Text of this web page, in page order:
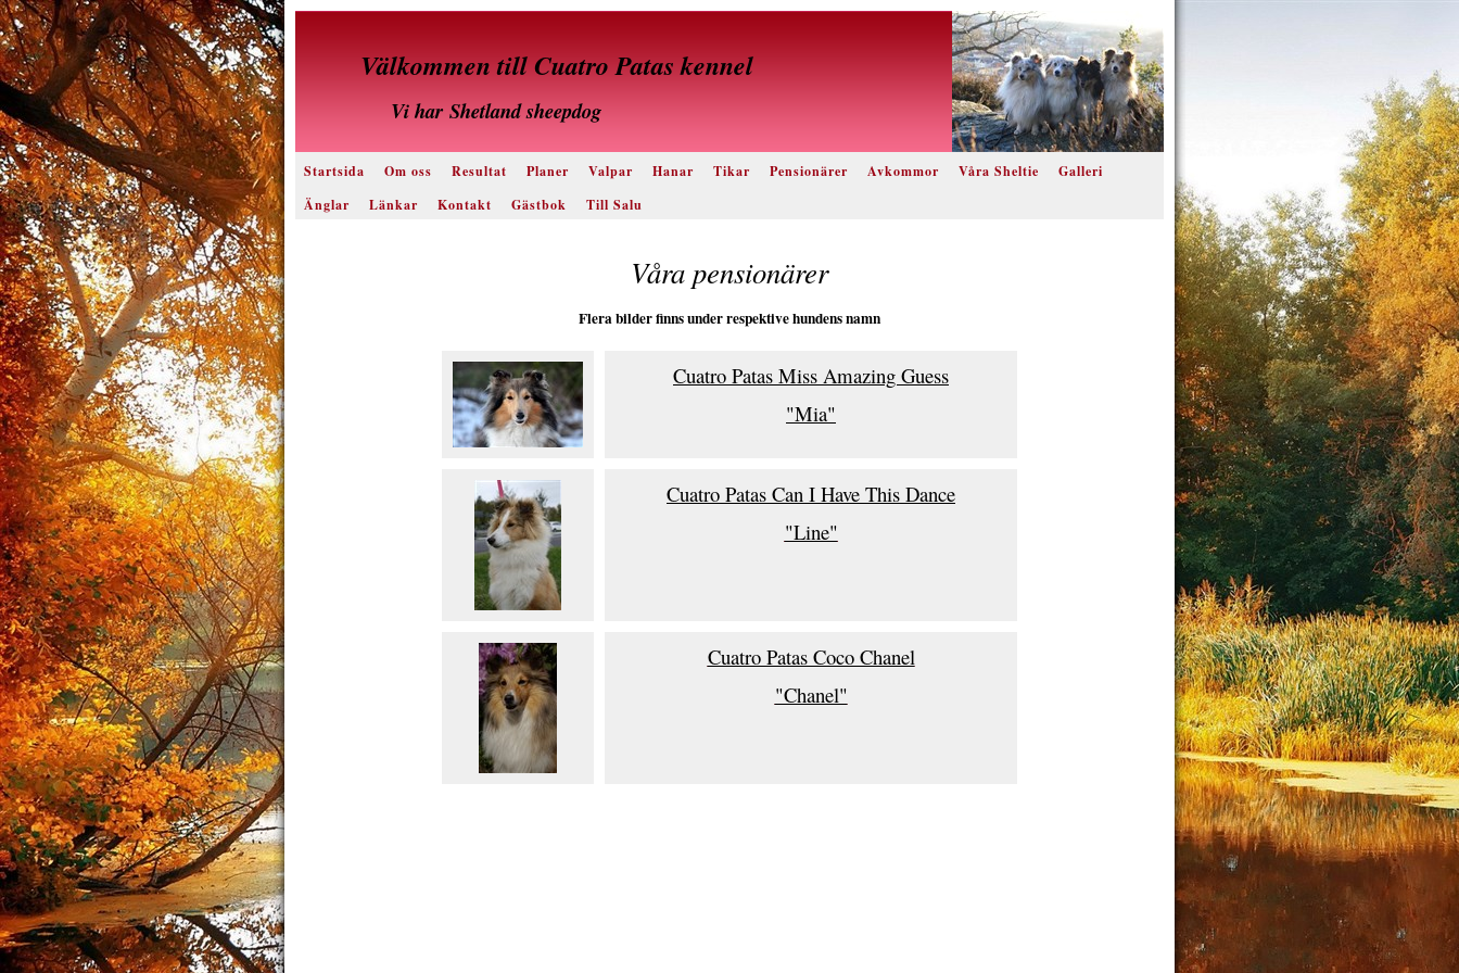
Välkommen till Cuatro Patas kennel
Vi harShetland sheepdog
Startsida Om oss Resultat Planer Valpar Hanar Tikar Pensionärer Avkommor Våra Sheltie
Galleri
Änglar
Länkar Kontakt Gästbok Till Salu
Våra pensionärer
Flera bilder finns under respektive hundens namn
Cuatro Patas Miss Amazing Guess
"Mia"
Cuatro Patas Can I Have This Dance
"Line"
Cuatro Patas Coco Chanel
"Chanel"